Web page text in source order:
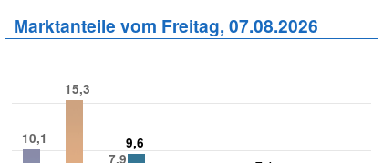
Marktanteile vom Freitag, 07.08.2026
10,1
15,3
7,9
9,6